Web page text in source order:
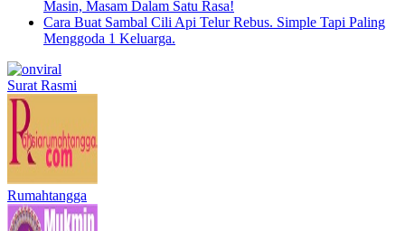
Masin, Masam Dalam Satu Rasa!
Cara Buat Sambal Cili Api Telur Rebus. Simple Tapi Paling
Menggoda 1 Keluarga.
Surat Rasmi
Rumahtangga